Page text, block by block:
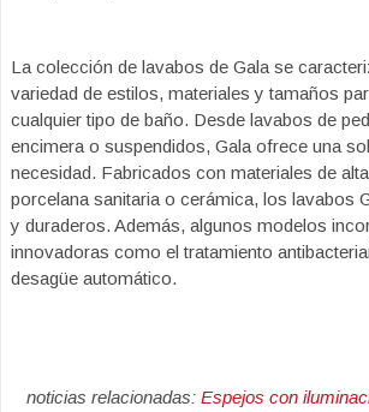
La colección de lavabos de Gala se
variedad de estilos, materiales y tamaños
cualquier tipo de baño. Desde lavabos de
encimera o suspendidos, Gala ofrece una
necesidad. Fabricados con materiales de
porcelana sanitaria o cerámica, los lavabos
y duraderos. Además, algunos modelos
innovadoras como el tratamiento
desagüe automático.
noticias relacionadas: Espejos con